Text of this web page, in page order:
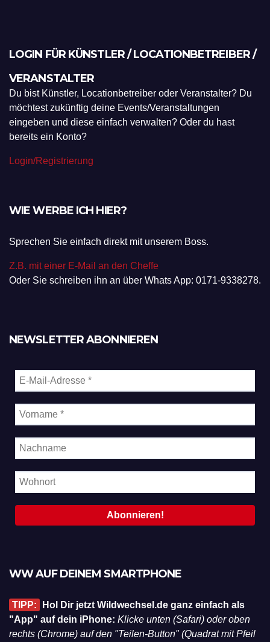
LOGIN FÜR KÜNSTLER / LOCATIONBETREIBER /
VERANSTALTER
Du bist Künstler, Locationbetreiber oder Veranstalter? Du
möchtest zukünftig deine Events/Veranstaltungen
eingeben und diese einfach verwalten? Oder du hast
bereits ein Konto?
Login/Registrierung
WIE WERBE ICH HIER?
Sprechen Sie einfach direkt mit unserem Boss.
Z.B. mit einer E-Mail an den Cheffe
Oder Sie schreiben ihn an über Whats App: 0171-9338278.
NEWSLETTER ABONNIEREN
WW AUF DEINEM SMARTPHONE
TIPP:
Hol Dir jetzt Wildwechsel.de ganz einfach als
"App" auf dein iPhone: Klicke unten (Safari) oder oben
rechts (Chrome) auf den "Teilen-Button" (Quadrat mit Pfeil